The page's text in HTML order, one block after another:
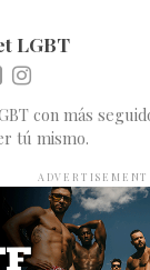
LGBT
con más
tú mismo.
ADVERTISEMENT